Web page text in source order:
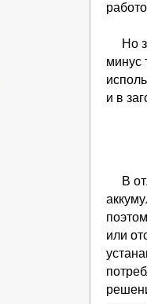
Но
минус
и в
В
или